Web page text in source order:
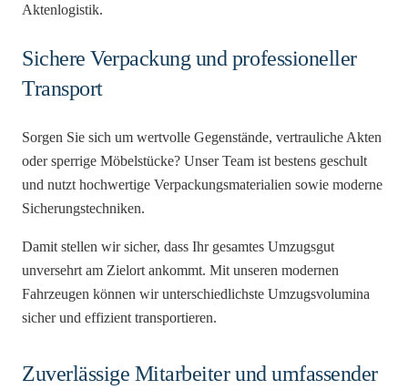
Aktenlogistik.
Sichere Verpackung und professioneller
Transport
Sorgen Sie sich um wertvolle Gegenstände, vertrauliche Akten
oder sperrige Möbelstücke? Unser Team ist bestens geschult
und nutzt hochwertige Verpackungsmaterialien sowie moderne
Sicherungstechniken.
Damit stellen wir sicher, dass Ihr gesamtes Umzugsgut
unversehrt am Zielort ankommt. Mit unseren modernen
Fahrzeugen können wir unterschiedlichste Umzugsvolumina
sicher und effizient transportieren.
Zuverlässige Mitarbeiter und umfassender